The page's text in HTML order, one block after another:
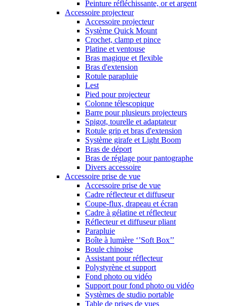
Peinture réfléchissante, or et argent
Accessoire projecteur
Accessoire projecteur
Système Quick Mount
Crochet, clamp et pince
Platine et ventouse
Bras magique et flexible
Bras d'extension
Rotule parapluie
Lest
Pied pour projecteur
Colonne télescopique
Barre pour plusieurs projecteurs
Spigot, tourelle et adaptateur
Rotule grip et bras d'extension
Système girafe et Light Boom
Bras de déport
Bras de réglage pour pantographe
Divers accessoire
Accessoire prise de vue
Accessoire prise de vue
Cadre réflecteur et diffuseur
Coupe-flux, drapeau et écran
Cadre à gélatine et réflecteur
Réflecteur et diffuseur pliant
Parapluie
Boîte à lumière ‘’Soft Box’’
Boule chinoise
Assistant pour réflecteur
Polystyrène et support
Fond photo ou vidéo
Support pour fond photo ou vidéo
Systèmes de studio portable
Table de prises de vues